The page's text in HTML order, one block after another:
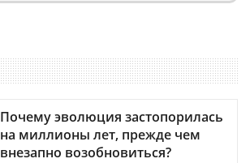
Почему эволюция застопорилась
на миллионы лет, прежде чем
внезапно возобновиться?